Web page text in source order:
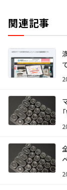
関連記事